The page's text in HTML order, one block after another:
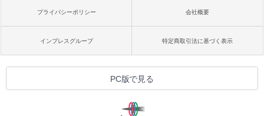
プライバシーポリシー 会社概要
インプレスグループ 特定商取引法に基づく表示
PC版で見る